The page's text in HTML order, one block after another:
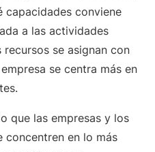
capacidades conviene
a las actividades
se asignan con
se centra más en
que las empresas y los
concentren en lo más